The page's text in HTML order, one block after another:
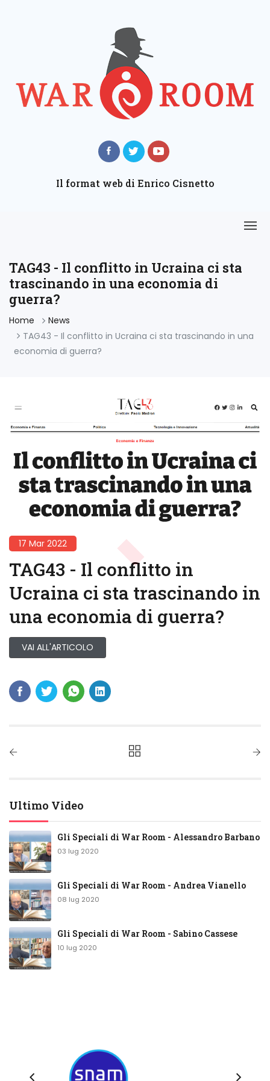
Il format web di Enrico Cisnetto
TAG43 - Il conflitto in Ucraina ci sta
trascinando in una economia di
guerra?
Home
News
TAG43 - Il conflitto in Ucraina ci sta trascinando in una
economia di guerra?
17 Mar 2022
TAG43 - Il conflitto in
Ucraina ci sta trascinando in
una economia di guerra?
VAI ALL'ARTICOLO
Ultimo Video
Gli Speciali di War Room - Alessandro Barbano
03 lug 2020
Gli Speciali di War Room - Andrea Vianello
08 lug 2020
Gli Speciali di War Room - Sabino Cassese
10 lug 2020